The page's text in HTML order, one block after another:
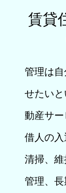
賃貸
管理は
せたい
動産サ
借人の
清掃、
管理、